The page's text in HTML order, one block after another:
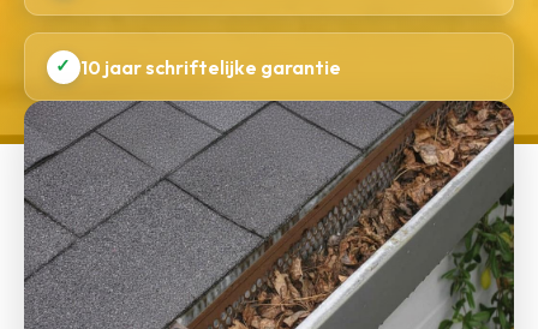
✓ 10 jaar schriftelijke garantie